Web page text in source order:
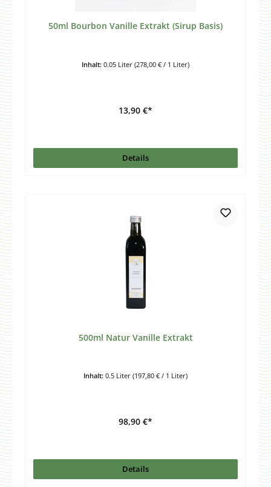
50ml Bourbon Vanille Extrakt (Sirup Basis)
Inhalt: 0.05 Liter (278,00 € / 1 Liter)
13,90 €*
Details
500ml Natur Vanille Extrakt
Inhalt: 0.5 Liter (197,80 € / 1 Liter)
98,90 €*
Details